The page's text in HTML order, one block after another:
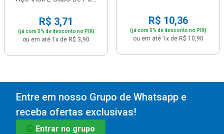
R$ 3,71
(já com 5% de desconto no PIX)
ou em até 1x de R$ 3,90
R$ 10,36
(já com 5% de desconto no PIX)
ou em até 1x de R$ 10,90
Entre em nosso Grupo de Whatsapp e
receba ofertas exclusivas!
Entrar no grupo